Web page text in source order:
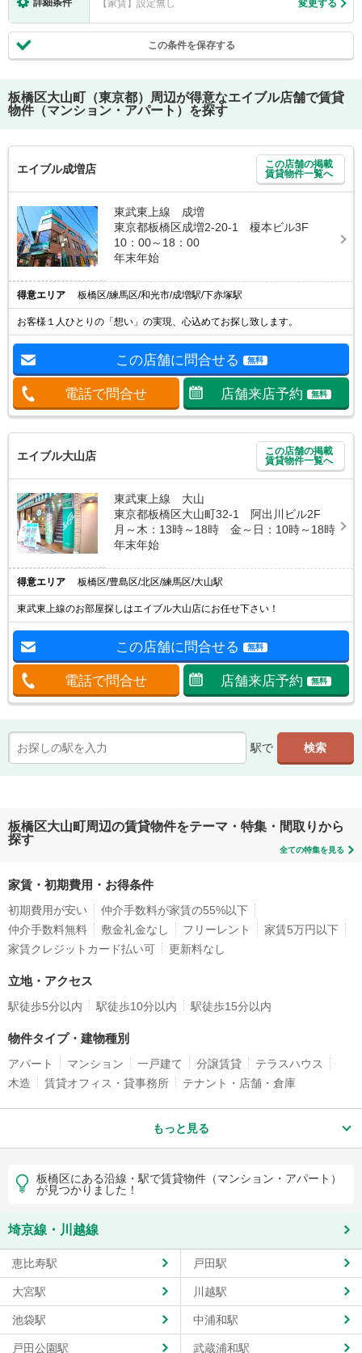
詳細条件 【家賃】設定無し 変更する
この条件を保存する
板橋区大山町（東京都）
周辺が得意なエイブル店舗で賃貸
物件（マンション・アパート）を探す
エイブル成増店
この店舗の掲載
賃貸物件一覧へ
東武東上線 成増
東京都板橋区成増2-20-1 榎本ビル3F
10：00～18：00
年末年始
得意エリア 板橋区/練馬区/和光市/成増駅/下赤塚駅
お客様１人ひとりの「想い」の実現、心込めてお探し致します。
この店舗に問合せる 無料
電話で問合せ 店舗来店予約 無料
エイブル大山店
この店舗の掲載
賃貸物件一覧へ
東武東上線 大山
東京都板橋区大山町32-1 阿出川ビル2F
月～木：13時～18時 金～日：10時～18時
年末年始
得意エリア 板橋区/豊島区/北区/練馬区/大山駅
東武東上線のお部屋探しはエイブル大山店にお任せ下さい！
この店舗に問合せる 無料
電話で問合せ 店舗来店予約 無料
駅で
板橋区大山町周辺の賃貸物件をテーマ・特集・間取りから
探す
全ての特集を見る
家賃・初期費用・お得条件
初期費用が安い
仲介手数料が家賃の55%以下
仲介手数料無料
敷金礼金なし フリーレント
家賃5万円以下
家賃クレジットカード払い可
更新料なし
立地・アクセス
駅徒歩5分以内 駅徒歩10分以内 駅徒歩15分以内
物件タイプ・建物種別
アパート マンション 一戸建て 分譲賃貸
テラスハウス
木造
賃貸オフィス・貸事務所 テナント・店舗・倉庫
もっと見る
板橋区にある沿線・駅で賃貸物件（マンション・アパート）
が見つかりました！
埼京線・川越線
恵比寿駅 戸田駅
大宮駅 川越駅
池袋駅 中浦和駅
戸田公園駅 武蔵浦和駅